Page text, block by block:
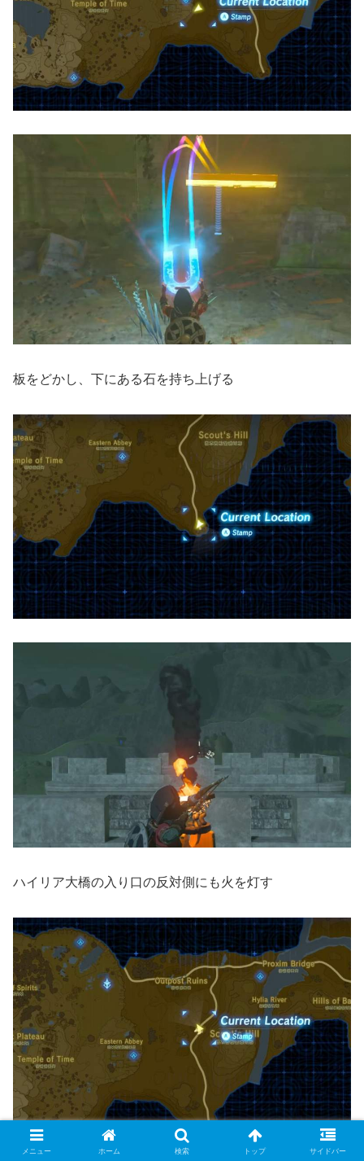
板をどかし、下にある石を持ち上げる
ハイリア大橋の入り口の反対側にも火を灯す
メニュー ホーム 検索 トップ サイドバー